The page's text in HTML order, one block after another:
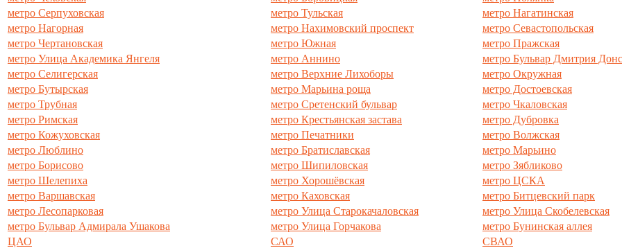
метро Серпуховская
метро Тульская
метро Нагатинская
метро Нагорная
метро Нахимовский проспект
метро Севастопольская
метро Чертановская
метро Южная
метро Пражская
метро Улица Академика Янгеля
метро Аннино
метро Бульвар Дмитрия
метро Селигерская
метро Верхние Лихоборы
метро Окружная
метро Бутырская
метро Марьина роща
метро Достоевская
метро Трубная
метро Сретенский бульвар
метро Чкаловская
метро Римская
метро Крестьянская застава
метро Дубровка
метро Кожуховская
метро Печатники
метро Волжская
метро Люблино
метро Братиславская
метро Марьино
метро Борисово
метро Шипиловская
метро Зябликово
метро Шелепиха
метро Хорошёвская
метро ЦСКА
метро Варшавская
метро Каховская
метро Битцевский парк
метро Лесопарковая
метро Улица Старокачаловская
метро Улица Скобелевская
метро Бульвар Адмирала Ушакова
метро Улица Горчакова
метро Бунинская аллея
ЦАО
САО
СВАО